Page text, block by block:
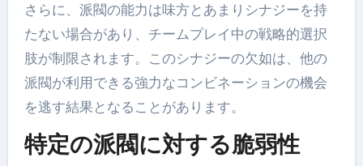
さらに、派閥の能力は味方とあまりシナジーを持
たない場合があり、チームプレイ中の戦略的選択
肢が制限されます。このシナジーの欠如は、他の
派閥が利用できる強力なコンビネーションの機会
を逃す結果となることがあります。
特定の派閥に対する脆弱性